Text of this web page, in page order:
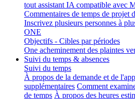
tout assistant IA compatible avec
Commentaires de temps de projet
Inscrivez plusieurs personnes à
ONE
Objectifs - Cibles par périodes
One acheminement des plaintes
Suivi du temps & absences
Suivi du temps
À propos de la demande et de
supplémentaires Comment
de temps À propos des heures